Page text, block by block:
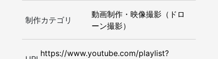
制作カテゴリ
動画制作・映像撮影（ドロ
ーン撮影）
https://www.youtube.com/playlist?